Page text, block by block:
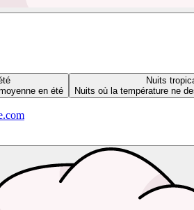
en été
Nuits
Nuits où la température ne